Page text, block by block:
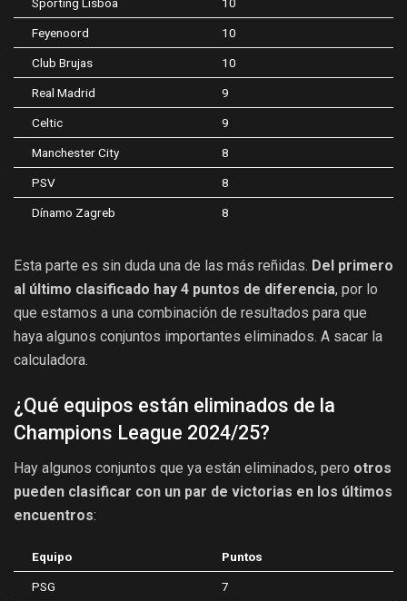
Feyenoord 10
Club Brujas 10
Real Madrid 9
Celtic 9
Manchester City 8
PSV 8
Dínamo Zagreb 8
Esta parte es sin duda una de las más reñidas. Del primero
al último clasificado hay 4 puntos de diferencia, por lo
que estamos a una combinación de resultados para que
haya algunos conjuntos importantes eliminados. A sacar la
calculadora.
¿Qué equipos están eliminados de la
Champions League 2024/25?
Hay algunos conjuntos que ya están eliminados, pero otros
pueden clasificar con un par de victorias en los últimos
encuentros:
Equipo Puntos
PSG 7